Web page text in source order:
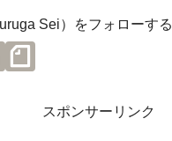
Sei）をフォローする
スポンサーリンク